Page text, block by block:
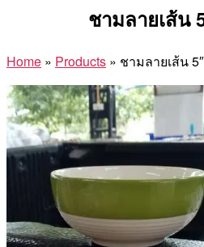
ชามลายเส้น
Home » Products » ชามลายเส้น